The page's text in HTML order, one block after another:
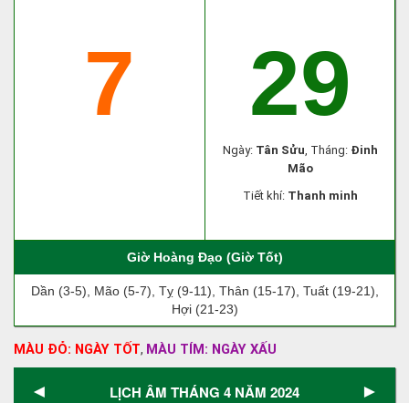
7 29
Ngày: Tân Sửu, Tháng: Đinh
Mão
Tiết khí: Thanh minh
Giờ Hoàng Đạo (Giờ Tốt)
Dần (3-5), Mão (5-7), Tỵ (9-11), Thân (15-17), Tuất (19-21),
Hợi (21-23)
MÀU ĐỎ: NGÀY TỐT, MÀU TÍM: NGÀY XẤU
◄ LỊCH ÂM THÁNG 4 NĂM 2024 ►